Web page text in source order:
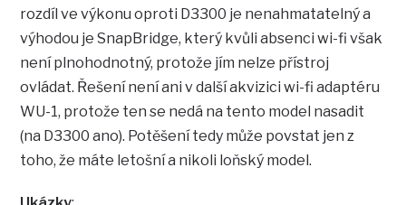
rozdíl ve výkonu oproti D3300 je nenahmatatelný a
výhodou je SnapBridge, který kvůli absenci wi-fi však
není plnohodnotný, protože jím nelze přístroj
ovládat. Řešení není ani v další akvizici wi-fi adaptéru
WU-1, protože ten se nedá na tento model nasadit
(na D3300 ano). Potěšení tedy může povstat jen z
toho, že máte letošní a nikoli loňský model.